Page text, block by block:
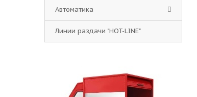
Автоматика
Линии раздачи "HOT-LINE"